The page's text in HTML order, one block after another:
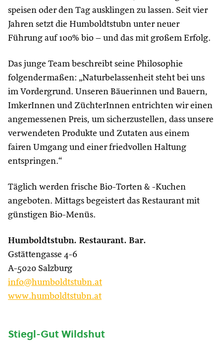
speisen oder den Tag ausklingen zu lassen. Seit vier
Jahren setzt die Humboldtstubn unter neuer
Führung auf 100% bio – und das mit großem Erfolg.
Das junge Team beschreibt seine Philosophie
folgendermaßen: „Naturbelassenheit steht bei uns
im Vordergrund. Unseren Bäuerinnen und Bauern,
ImkerInnen und ZüchterInnen entrichten wir einen
angemessenen Preis, um sicherzustellen, dass unsere
verwendeten Produkte und Zutaten aus einem
fairen Umgang und einer friedvollen Haltung
entspringen.“
Täglich werden frische Bio-Torten & -Kuchen
angeboten. Mittags begeistert das Restaurant mit
günstigen Bio-Menüs.
Humboldtstubn. Restaurant. Bar.
Gstättengasse 4-6
A-5020 Salzburg
info@humboldtstubn.at
www.humboldtstubn.at
Stiegl-Gut Wildshut